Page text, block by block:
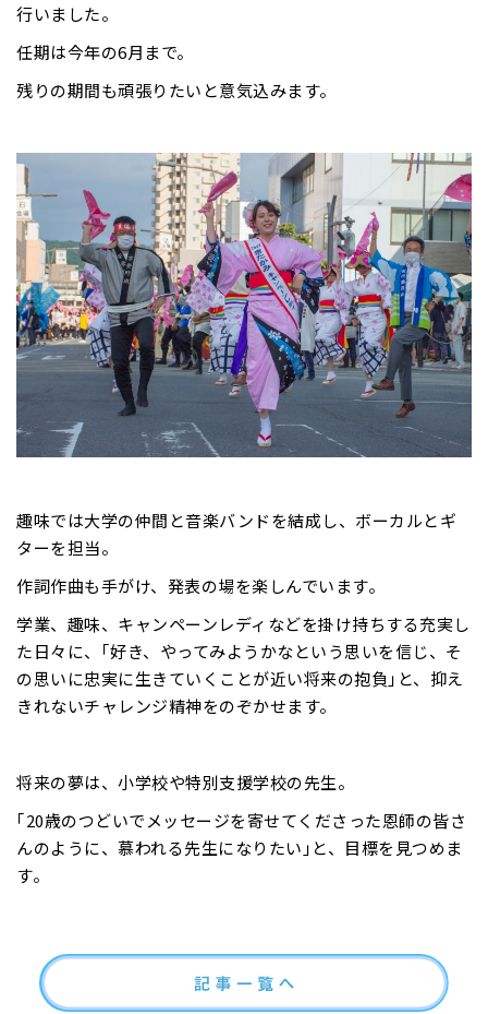
行いました。
任期は今年の6月まで。
残りの期間も頑張りたいと意気込みます。
趣味では大学の仲間と音楽バンドを結成し、ボーカルとギ
ターを担当。
作詞作曲も手がけ、発表の場を楽しんでいます。
学業、趣味、キャンペーンレディなどを掛け持ちする充実し
た日々に、｢好き、やってみようかなという思いを信じ、そ
の思いに忠実に生きていくことが近い将来の抱負｣と、抑え
きれないチャレンジ精神をのぞかせます。
将来の夢は、小学校や特別支援学校の先生。
｢20歳のつどいでメッセージを寄せてくださった恩師の皆さ
んのように、慕われる先生になりたい｣と、目標を見つめま
す。